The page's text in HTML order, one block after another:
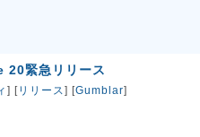
緊急リリース
] [リリース] [Gumblar]